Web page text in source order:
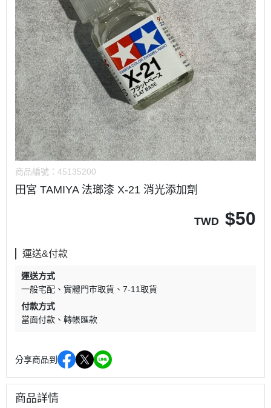
商品編號： 45135200
田宮 TAMIYA 法瑯漆 X-21 消光添加劑
TWD $50
運送&付款
運送方式
一般宅配
實體門市取貨
7-11取貨
付款方式
當面付款
轉帳匯款
分享商品到
商品詳情